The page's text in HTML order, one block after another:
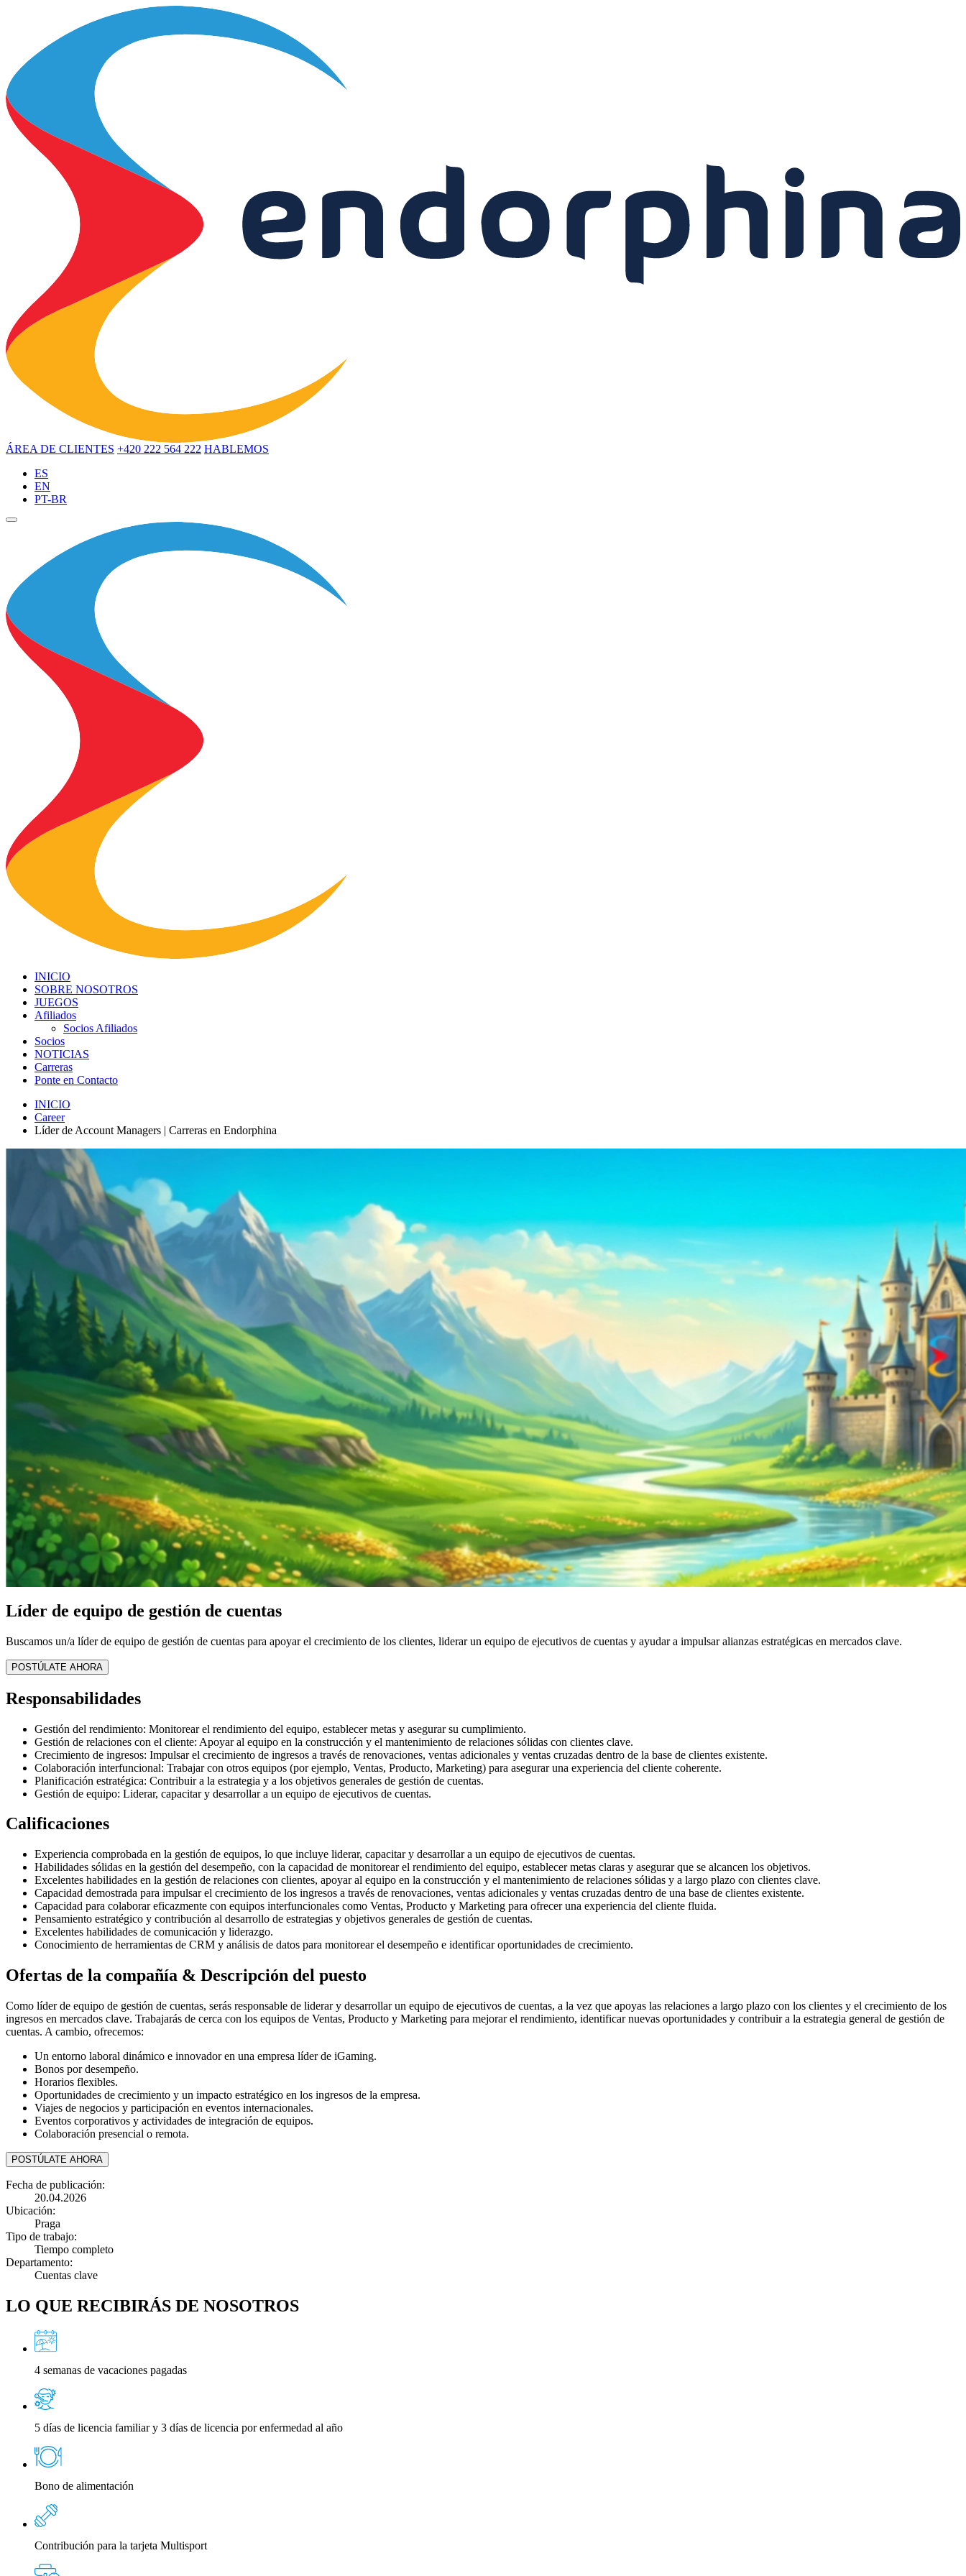
ÁREA DE CLIENTES +420 222 564 222 HABLEMOS
ES
EN
PT-BR
INICIO
SOBRE NOSOTROS
JUEGOS
Afiliados
Socios Afiliados
Socios
NOTICIAS
Carreras
Ponte en Contacto
INICIO
Career
Líder de Account Managers | Carreras en Endorphina
Líder de equipo de gestión de cuentas
Buscamos un/a líder de equipo de gestión de cuentas para apoyar el crecimiento de los clientes, liderar un equipo de ejecutivos de cuentas y ayudar a impulsar alianzas estratégicas en mercados clave.
POSTÚLATE AHORA
Responsabilidades
Gestión del rendimiento: Monitorear el rendimiento del equipo, establecer metas y asegurar su cumplimiento.
Gestión de relaciones con el cliente: Apoyar al equipo en la construcción y el mantenimiento de relaciones sólidas con clientes clave.
Crecimiento de ingresos: Impulsar el crecimiento de ingresos a través de renovaciones, ventas adicionales y ventas cruzadas dentro de la base de clientes existente.
Colaboración interfuncional: Trabajar con otros equipos (por ejemplo, Ventas, Producto, Marketing) para asegurar una experiencia del cliente coherente.
Planificación estratégica: Contribuir a la estrategia y a los objetivos generales de gestión de cuentas.
Gestión de equipo: Liderar, capacitar y desarrollar a un equipo de ejecutivos de cuentas.
Calificaciones
Experiencia comprobada en la gestión de equipos, lo que incluye liderar, capacitar y desarrollar a un equipo de ejecutivos de cuentas.
Habilidades sólidas en la gestión del desempeño, con la capacidad de monitorear el rendimiento del equipo, establecer metas claras y asegurar que se alcancen los objetivos.
Excelentes habilidades en la gestión de relaciones con clientes, apoyar al equipo en la construcción y el mantenimiento de relaciones sólidas y a largo plazo con clientes clave.
Capacidad demostrada para impulsar el crecimiento de los ingresos a través de renovaciones, ventas adicionales y ventas cruzadas dentro de una base de clientes existente.
Capacidad para colaborar eficazmente con equipos interfuncionales como Ventas, Producto y Marketing para ofrecer una experiencia del cliente fluida.
Pensamiento estratégico y contribución al desarrollo de estrategias y objetivos generales de gestión de cuentas.
Excelentes habilidades de comunicación y liderazgo.
Conocimiento de herramientas de CRM y análisis de datos para monitorear el desempeño e identificar oportunidades de crecimiento.
Ofertas de la compañía & Descripción del puesto
Como líder de equipo de gestión de cuentas, serás responsable de liderar y desarrollar un equipo de ejecutivos de cuentas, a la vez que apoyas las relaciones a largo plazo con los clientes y el crecimiento de los
ingresos en mercados clave. Trabajarás de cerca con los equipos de Ventas, Producto y Marketing para mejorar el rendimiento, identificar nuevas oportunidades y contribuir a la estrategia general de gestión de
cuentas. A cambio, ofrecemos:
Un entorno laboral dinámico e innovador en una empresa líder de iGaming.
Bonos por desempeño.
Horarios flexibles.
Oportunidades de crecimiento y un impacto estratégico en los ingresos de la empresa.
Viajes de negocios y participación en eventos internacionales.
Eventos corporativos y actividades de integración de equipos.
Colaboración presencial o remota.
POSTÚLATE AHORA
Fecha de publicación:
20.04.2026
Ubicación:
Praga
Tipo de trabajo:
Tiempo completo
Departamento:
Cuentas clave
LO QUE RECIBIRÁS DE NOSOTROS
4 semanas de vacaciones pagadas
5 días de licencia familiar y 3 días de licencia por enfermedad al año
Bono de alimentación
Contribución para la tarjeta Multisport